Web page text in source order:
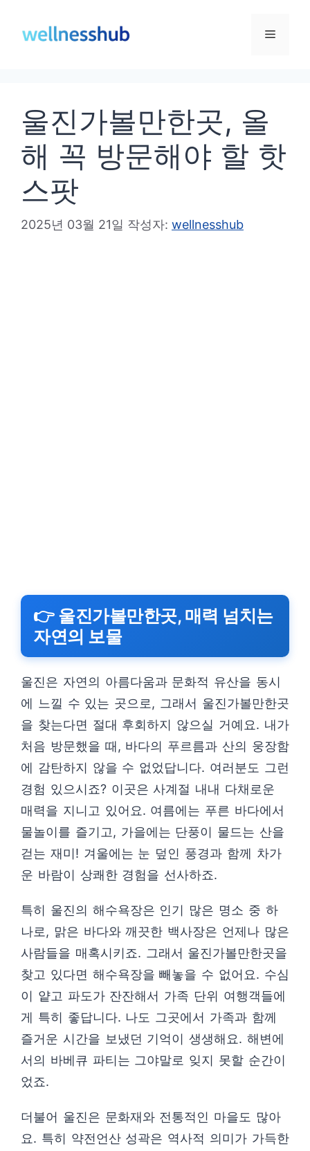
메
울진가볼만한곳, 올
해 꼭 방문해야 할 핫
스팟
2025년 03월 21일 작성자: wellnesshub
👉 울진가볼만한곳, 매력 넘치는
자연의 보물
울진은 자연의 아름다움과 문화적 유산을 동시
에 느낄 수 있는 곳으로, 그래서 울진가볼만한곳
을 찾는다면 절대 후회하지 않으실 거예요. 내가
처음 방문했을 때, 바다의 푸르름과 산의 웅장함
에 감탄하지 않을 수 없었답니다. 여러분도 그런
경험 있으시죠? 이곳은 사계절 내내 다채로운
매력을 지니고 있어요. 여름에는 푸른 바다에서
물놀이를 즐기고, 가을에는 단풍이 물드는 산을
걷는 재미! 겨울에는 눈 덮인 풍경과 함께 차가
운 바람이 상쾌한 경험을 선사하죠.
특히 울진의 해수욕장은 인기 많은 명소 중 하
나로, 맑은 바다와 깨끗한 백사장은 언제나 많은
사람들을 매혹시키죠. 그래서 울진가볼만한곳을
찾고 있다면 해수욕장을 빼놓을 수 없어요. 수심
이 얕고 파도가 잔잔해서 가족 단위 여행객들에
게 특히 좋답니다. 나도 그곳에서 가족과 함께
즐거운 시간을 보냈던 기억이 생생해요. 해변에
서의 바베큐 파티는 그야말로 잊지 못할 순간이
었죠.
더불어 울진은 문화재와 전통적인 마을도 많아
요. 특히 약전언산 성곽은 역사적 의미가 가득한